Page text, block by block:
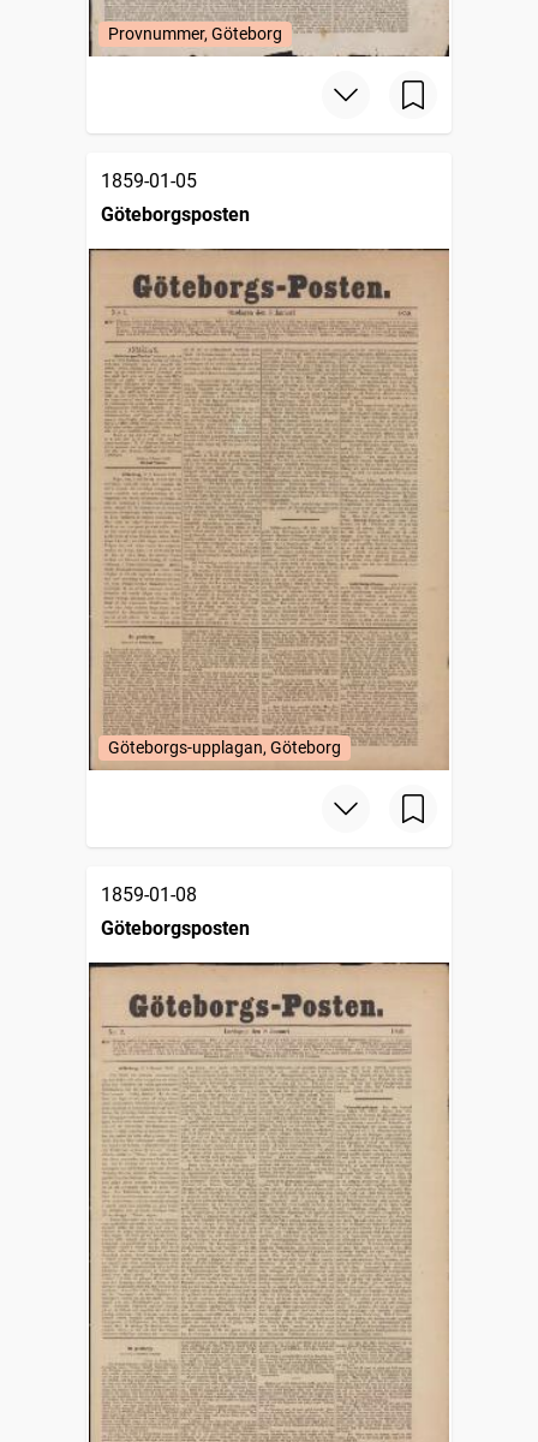
Provnummer, Göteborg
1859-01-05
Göteborgsposten
Göteborgs-upplagan, Göteborg
1859-01-08
Göteborgsposten